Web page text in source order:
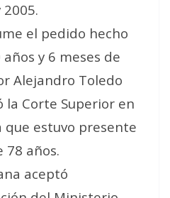
el pedido hecho
y 6 meses de
Alejandro Toledo
la Corte Superior en
que estuvo presente
años.
aceptó